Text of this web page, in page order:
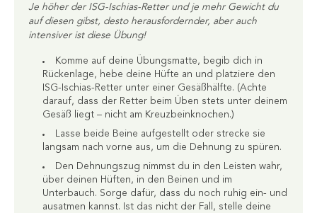
Je höher der ISG-Ischias-Retter und je mehr Gewicht du
auf diesen gibst, desto herausfordernder, aber auch
intensiver ist diese Übung!
Komme auf deine Übungsmatte, begib dich in
Rückenlage, hebe deine Hüfte an und platziere den
ISG-Ischias-Retter unter einer Gesäßhälfte. (Achte
darauf, dass der Retter beim Üben stets unter deinem
Gesäß liegt – nicht am Kreuzbeinknochen.)
Lasse beide Beine aufgestellt oder strecke sie
langsam nach vorne aus, um die Dehnung zu spüren.
Den Dehnungszug nimmst du in den Leisten wahr,
über deinen Hüften, in den Beinen und im
Unterbauch. Sorge dafür, dass du noch ruhig ein- und
ausatmen kannst. Ist das nicht der Fall, stelle deine